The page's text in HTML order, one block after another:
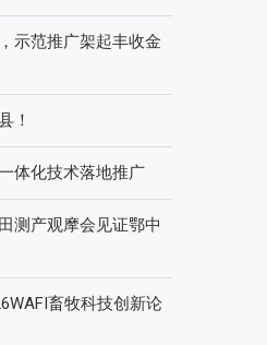
示范推广架起丰收金
！
体化技术落地推广
测产观摩会见证鄂中
畜牧科技创新论